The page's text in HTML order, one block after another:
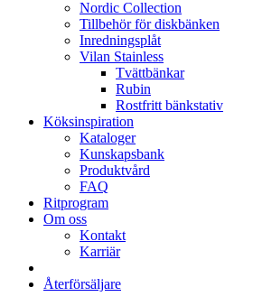
Nordic Collection
Tillbehör för diskbänken
Inredningsplåt
Vilan Stainless
Tvättbänkar
Rubin
Rostfritt bänkstativ
Köksinspiration
Kataloger
Kunskapsbank
Produktvård
FAQ
Ritprogram
Om oss
Kontakt
Karriär
Återförsäljare